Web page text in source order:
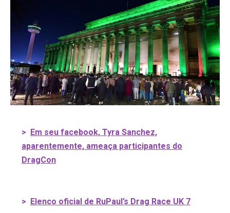
>
Em seu facebook, Tyra Sanchez,
aparentemente, ameaça participantes do
DragCon
> Elenco oficial de RuPaul’s Drag Race UK 7